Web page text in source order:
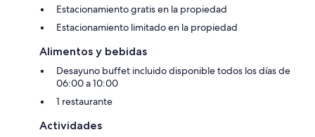
Estacionamiento gratis en la propiedad
Estacionamiento limitado en la propiedad
Alimentos y bebidas
Desayuno buffet incluido disponible todos los días de
06:00 a 10:00
1 restaurante
Actividades